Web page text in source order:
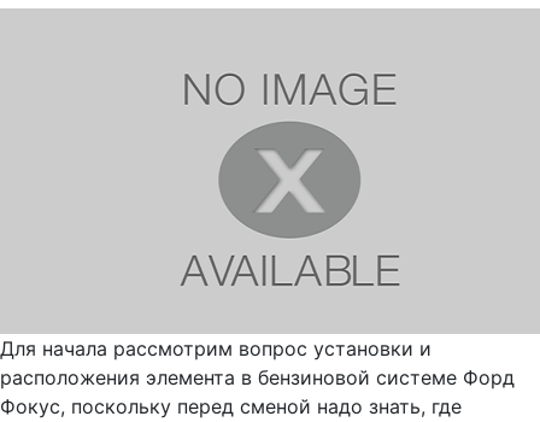
Для начала рассмотрим вопрос установки и
расположения элемента в бензиновой системе Форд
Фокус, поскольку перед сменой надо знать, где